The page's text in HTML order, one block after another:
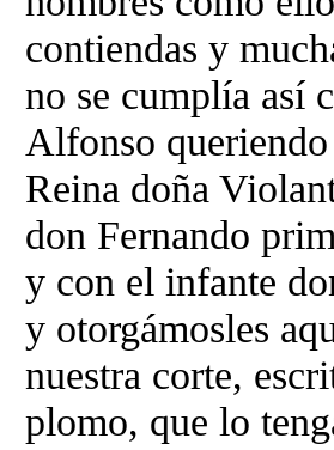
contiendas y
no se cumplía así
Alfonso queriendo
Reina doña
don Fernando
y con el infante
y otorgámosles
nuestra corte,
plomo, que lo